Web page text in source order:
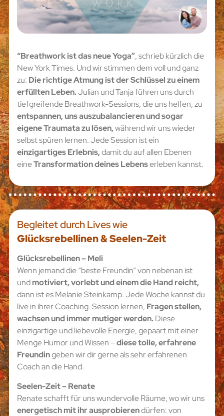
“Breathwork ist das neue Yoga”, schrieb kürzlich die
New York Times. Und wir stimmen dem voll und ganz
zu: Die richtige Atmung ist der Schlüssel zu einem
erfüllten Leben.Julian und Tanja führen uns durch
tiefgreifende Breathwork-Sessions, die uns helfen, zu
entspannen, uns auszubalancieren und sogar
eigene Traumata zu lösen,während wir uns wieder
selbst spüren lernen. Jede Session ist ein
einzigartiges Erlebnis,damit du auf allen Ebenen
eineTransformation deines Lebenserleben kannst.
Begleitet durch Lives wie
Glücksrebellinen & Seelen-Zeit
Glücksrebellinen – Meli
Wenn jemand die “beste Freundin” von nebenan ist
undmotiviert, vorlebt und einem die Hand reicht,
dann ist es Melanie Steinkamp. Jede Woche kannst du
live in ihrer Coaching-Session lernen, Fragen stellen,
wachsen und immer mutiger werden.Diese
einzigartige und liebevolle Energie, gepaart mit einer
Menge Humor und Wissen –diese tolle, erfahrene
Freundingeben wir dir gerne als sehr erfahrenen
Coach an die Hand.
Seelen-Zeit – Renate
Renate schafft für uns wundervolle Räume, wo wir uns
energetisch mit ihr ausprobierendürfen: von